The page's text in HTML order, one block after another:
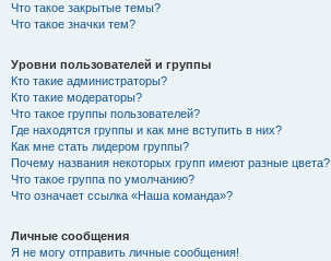
Что такое закрытые темы?
Что такое значки тем?
Уровни пользователей и группы
Кто такие администраторы?
Кто такие модераторы?
Что такое группы пользователей?
Где находятся группы и как мне вступить в них?
Как мне стать лидером группы?
Почему названия некоторых групп имеют разные цвета?
Что такое группа по умолчанию?
Что означает ссылка «Наша команда»?
Личные сообщения
Я не могу отправить личные сообщения!